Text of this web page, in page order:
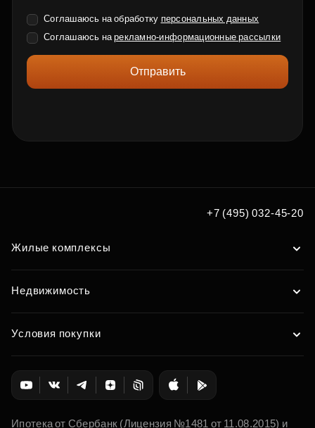
Соглашаюсь на обработку персональных данных
Соглашаюсь нарекламно-информационные рассылки
Отправить
+7 (495) 032-45-20
Жилые комплексы
Недвижимость
Условия покупки
Ипотека от Сбербанк (Лицензия №1481 от 11.08.2015) и